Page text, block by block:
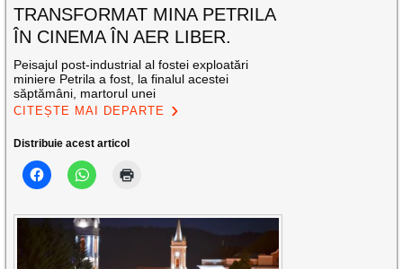
TRANSFORMAT MINA PETRILA
ÎN CINEMA ÎN AER LIBER.
Peisajul post-industrial al fostei exploatări
miniere Petrila a fost, la finalul acestei
săptămâni, martorul unei
CITEȘTE MAI DEPARTE
Distribuie acest articol